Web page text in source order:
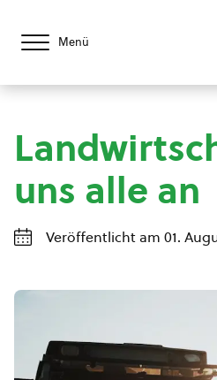
Menü
uns alle an
Veröffentlicht am 01.